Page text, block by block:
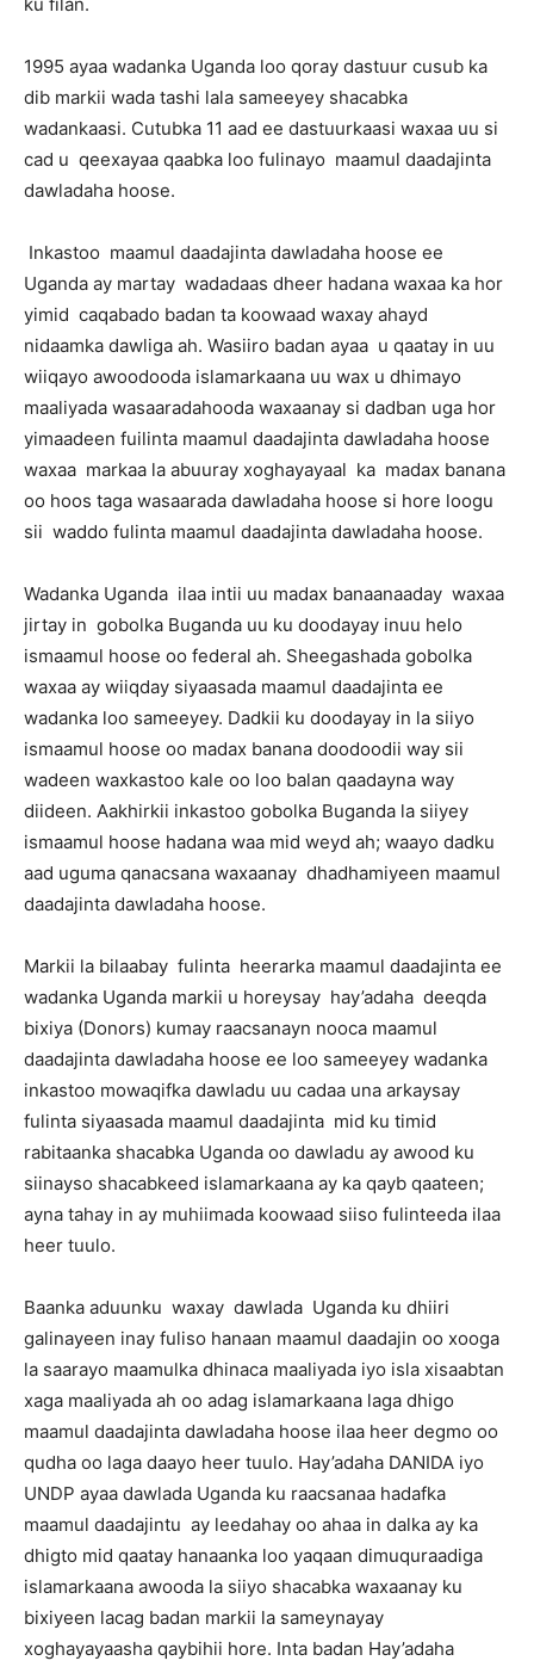
1995 ayaa wadanka Uganda loo qoray dastuur cusub ka
dib markii wada tashi lala sameeyey shacabka
wadankaasi. Cutubka 11 aad ee dastuurkaasi waxaa uu si
cad u qeexayaa qaabka loo fulinayo maamul daadajinta
dawladaha hoose.
Inkastoo maamul daadajinta dawladaha hoose ee
Uganda ay martay wadadaas dheer hadana waxaa ka hor
yimid caqabado badan ta koowaad waxay ahayd
nidaamka dawliga ah. Wasiiro badan ayaa u qaatay in uu
wiiqayo awoodooda islamarkaana uu wax u dhimayo
maaliyada wasaaradahooda waxaanay si dadban uga hor
yimaadeen fuilinta maamul daadajinta dawladaha hoose
waxaa markaa la abuuray xoghayayaal ka madax banana
oo hoos taga wasaarada dawladaha hoose si hore loogu
sii waddo fulinta maamul daadajinta dawladaha hoose.
Wadanka Uganda ilaa intii uu madax banaanaaday waxaa
jirtay in gobolka Buganda uu ku doodayay inuu helo
ismaamul hoose oo federal ah. Sheegashada gobolka
waxaa ay wiiqday siyaasada maamul daadajinta ee
wadanka loo sameeyey. Dadkii ku doodayay in la siiyo
ismaamul hoose oo madax banana doodoodii way sii
wadeen waxkastoo kale oo loo balan qaadayna way
diideen. Aakhirkii inkastoo gobolka Buganda la siiyey
ismaamul hoose hadana waa mid weyd ah; waayo dadku
aad uguma qanacsana waxaanay dhadhamiyeen maamul
daadajinta dawladaha hoose.
Markii la bilaabay fulinta heerarka maamul daadajinta ee
wadanka Uganda markii u horeysay hay’adaha deeqda
bixiya (Donors) kumay raacsanayn nooca maamul
daadajinta dawladaha hoose ee loo sameeyey wadanka
inkastoo mowaqifka dawladu uu cadaa una arkaysay
fulinta siyaasada maamul daadajinta mid ku timid
rabitaanka shacabka Uganda oo dawladu ay awood ku
siinayso shacabkeed islamarkaana ay ka qayb qaateen;
ayna tahay in ay muhiimada koowaad siiso fulinteeda ilaa
heer tuulo.
Baanka aduunku waxay dawlada Uganda ku dhiiri
galinayeen inay fuliso hanaan maamul daadajin oo xooga
la saarayo maamulka dhinaca maaliyada iyo isla xisaabtan
xaga maaliyada ah oo adag islamarkaana laga dhigo
maamul daadajinta dawladaha hoose ilaa heer degmo oo
qudha oo laga daayo heer tuulo. Hay’adaha DANIDA iyo
UNDP ayaa dawlada Uganda ku raacsanaa hadafka
maamul daadajintu ay leedahay oo ahaa in dalka ay ka
dhigto mid qaatay hanaanka loo yaqaan dimuquraadiga
islamarkaana awooda la siiyo shacabka waxaanay ku
bixiyeen lacag badan markii la sameynayay
xoghayayaasha qaybihii hore. Inta badan Hay’adaha